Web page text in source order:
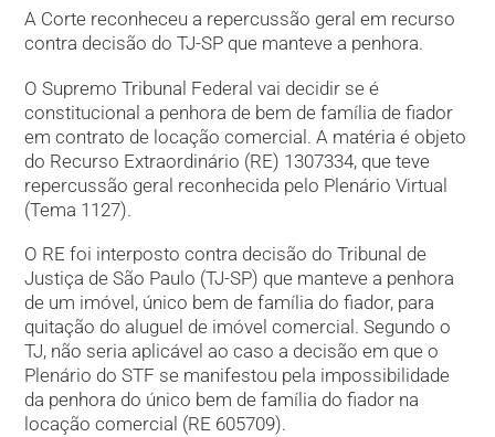
A Corte reconheceu a repercussão geral em recurso
contra decisão do TJ-SP que manteve a penhora.
O Supremo Tribunal Federal vai decidir se é
constitucional a penhora de bem de família de fiador
em contrato de locação comercial. A matéria é objeto
do Recurso Extraordinário (RE) 1307334, que teve
repercussão geral reconhecida pelo Plenário Virtual
(Tema 1127).
O RE foi interposto contra decisão do Tribunal de
Justiça de São Paulo (TJ-SP) que manteve a penhora
de um imóvel, único bem de família do fiador, para
quitação do aluguel de imóvel comercial. Segundo o
TJ, não seria aplicável ao caso a decisão em que o
Plenário do STF se manifestou pela impossibilidade
da penhora do único bem de família do fiador na
locação comercial (RE 605709).